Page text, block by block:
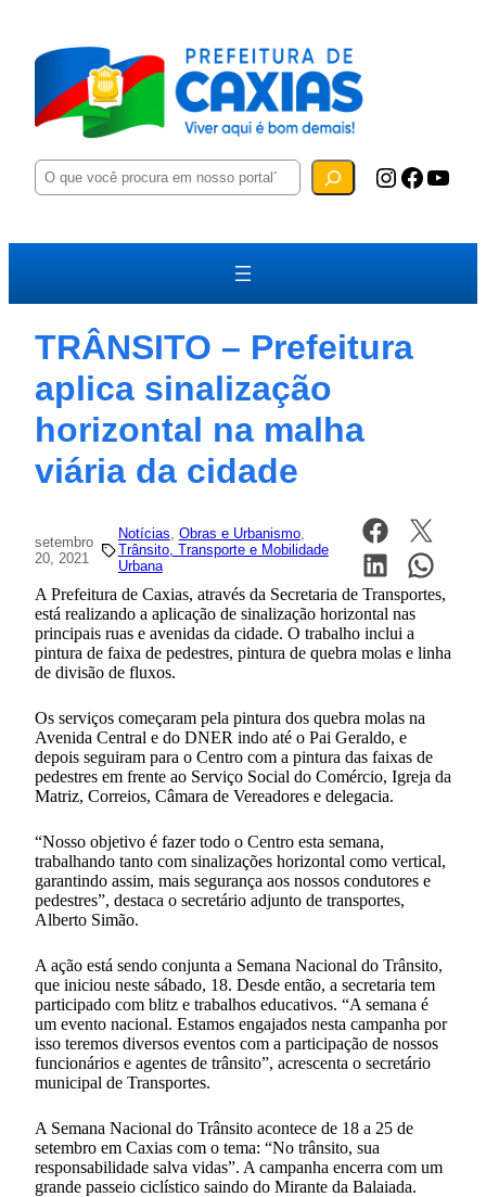
P
e
u
a
Instagram Facebook YouTube
TRÂNSITO – Prefeitura
aplica sinalização
horizontal na malha
viária da cidade
setembro
20, 2021
Notícias, Obras e Urbanismo
Trânsito, Transporte e Mobilidade
Urbana
A Prefeitura de Caxias, através da Secretaria de Transportes,
está realizando a aplicação de sinalização horizontal nas
principais ruas e avenidas da cidade. O trabalho inclui a
pintura de faixa de pedestres, pintura de quebra molas e linha
de divisão de fluxos.
Os serviços começaram pela pintura dos quebra molas na
Avenida Central e do DNER indo até o Pai Geraldo, e
depois seguiram para o Centro com a pintura das faixas de
pedestres em frente ao Serviço Social do Comércio, Igreja da
Matriz, Correios, Câmara de Vereadores e delegacia.
“Nosso objetivo é fazer todo o Centro esta semana,
trabalhando tanto com sinalizações horizontal como vertical,
garantindo assim, mais segurança aos nossos condutores e
pedestres”, destaca o secretário adjunto de transportes,
Alberto Simão.
A ação está sendo conjunta a Semana Nacional do Trânsito,
que iniciou neste sábado, 18. Desde então, a secretaria tem
participado com blitz e trabalhos educativos. “A semana é
um evento nacional. Estamos engajados nesta campanha por
isso teremos diversos eventos com a participação de nossos
funcionários e agentes de trânsito”, acrescenta o secretário
municipal de Transportes.
A Semana Nacional do Trânsito acontece de 18 a 25 de
setembro em Caxias com o tema: “No trânsito, sua
responsabilidade salva vidas”. A campanha encerra com um
grande passeio ciclístico saindo do Mirante da Balaiada.